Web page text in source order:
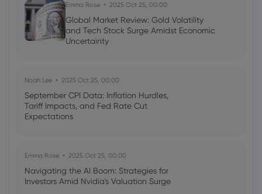
Emma Rose 2025 Oct 25, 00:00
Global Market Review: Gold Volatility
and Tech Stock Surge Amidst Economic
Uncertainty
Noah Lee 2025 Oct 25, 00:00
September CPI Data: Inflation Hurdles,
Tariff Impacts, and Fed Rate Cut
Expectations
Emma Rose 2025 Oct 25, 00:00
Navigating the AI Boom: Strategies for
Investors Amid Nvidia's Valuation Surge